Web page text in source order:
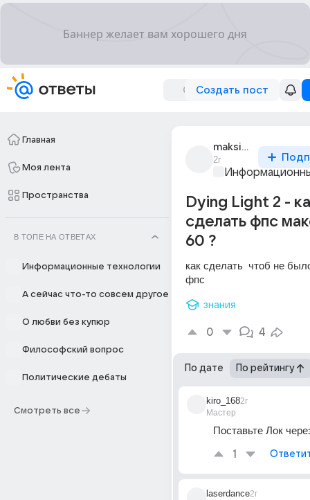
Создать пост
Главная
Моя лента
Пространства
В ТОПЕ НА ОТВЕТАХ
Информационные технологии
А сейчас что-то совсем другое
О любви без купюр
Философский вопрос
Политические дебаты
Смотреть все
maksim_pererva_31
2г
Dying Light 2 -
сделать фпс
60 ?
как сделать  чтоб не
фпс
знания
0 4
По дате По рейтингу
kiro_168
Мастер
2г
Поставьте Лок
1
laserdance2г